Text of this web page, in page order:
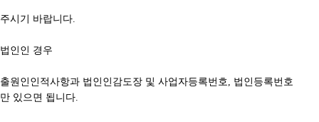
주시기 바랍니다.
법인인 경우
출원인인적사항과 법인인감도장 및 사업자등록번호, 법인등록번호
만 있으면 됩니다.